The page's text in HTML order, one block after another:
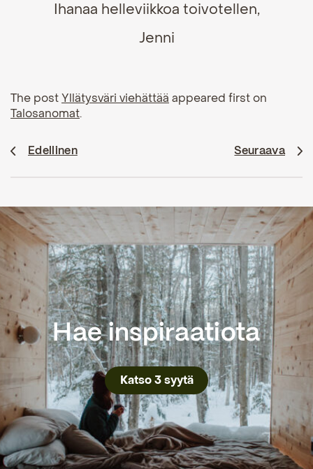
Ihanaa helleviikkoa toivotellen,
Jenni
The postYllätysväri viehättää appeared first on
Talosanomat.
Edellinen Seuraava
Hae inspiraatiota
Katso 3 syytä